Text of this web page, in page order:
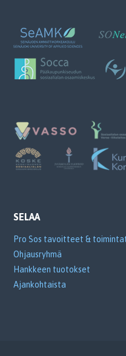
SELAA
Pro Sos tavoitteet &
Ohjausryhmä
Hankkeen tuotokset
Ajankohtaista